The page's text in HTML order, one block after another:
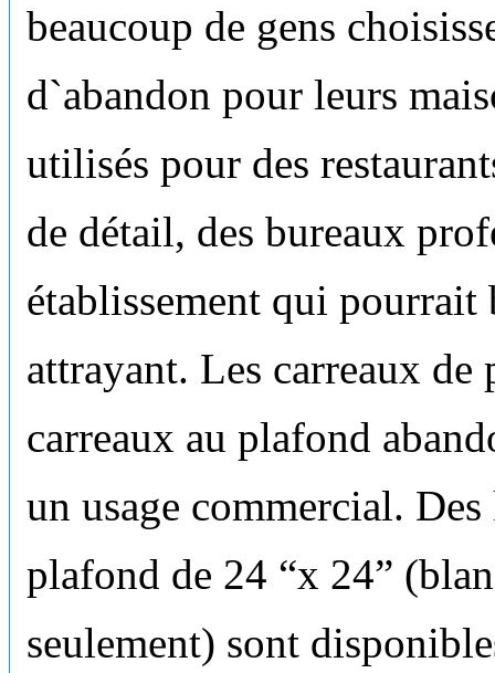
beaucoup de gens
d`abandon pour leurs
utilisés pour des
de détail, des bureaux
établissement qui
attrayant. Les carreaux
carreaux au plafond
un usage commercial.
plafond de 24 “x 24”
seulement) sont